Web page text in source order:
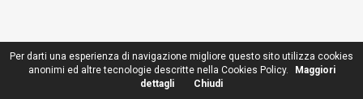
Per darti una esperienza di navigazione migliore questo sito utilizza cookies
anonimi ed altre tecnologie descritte nella Cookies Policy.
Maggiori
dettagli
Chiudi